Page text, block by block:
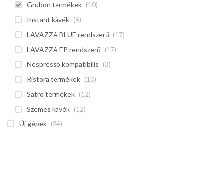
Grubon termékek (10)
Instant kávék (6)
LAVAZZA BLUE rendszerű (17)
LAVAZZA EP rendszerű (17)
Nespresso kompatibilis (3)
Ristora termékek (10)
Satro termékek (12)
Szemes kávék (12)
Új gépek (24)